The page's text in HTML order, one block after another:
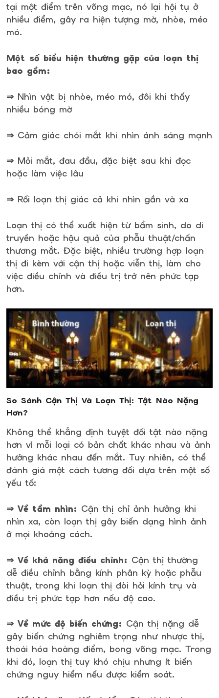
tại một điểm trên võng mạc, nó lại hội tụ ở
nhiều điểm, gây ra hiện tượng mờ, nhòe, méo
mó.
Một số biểu hiện thường gặp của loạn thị
bao gồm:
⇒ Nhìn vật bị nhòe, méo mó, đôi khi thấy
nhiều bóng mờ
⇒ Cảm giác chói mắt khi nhìn ánh sáng mạnh
⇒ Mỏi mắt, đau đầu, đặc biệt sau khi đọc
hoặc làm việc lâu
⇒ Rối loạn thị giác cả khi nhìn gần và xa
Loạn thị có thể xuất hiện từ bẩm sinh, do di
truyền hoặc hậu quả của phẫu thuật/chấn
thương mắt. Đặc biệt, nhiều trường hợp loạn
thị đi kèm với cận thị hoặc viễn thị, làm cho
việc điều chỉnh và điều trị trở nên phức tạp
hơn.
So Sánh Cận Thị Và Loạn Thị: Tật Nào Nặng
Hơn?
Không thể khẳng định tuyệt đối tật nào nặng
hơn vì mỗi loại có bản chất khác nhau và ảnh
hưởng khác nhau đến mắt. Tuy nhiên, có thể
đánh giá một cách tương đối dựa trên một số
yếu tố:
⇒ Về tầm nhìn: Cận thị chỉ ảnh hưởng khi
nhìn xa, còn loạn thị gây biến dạng hình ảnh
ở mọi khoảng cách.
⇒ Về khả năng điều chỉnh: Cận thị thường
dễ điều chỉnh bằng kính phân kỳ hoặc phẫu
thuật, trong khi loạn thị đòi hỏi kính trụ và
điều trị phức tạp hơn nếu độ cao.
⇒ Về mức độ biến chứng: Cận thị nặng dễ
gây biến chứng nghiêm trọng như nhược thị,
thoái hóa hoàng điểm, bong võng mạc. Trong
khi đó, loạn thị tuy khó chịu nhưng ít biến
chứng nguy hiểm nếu được kiểm soát.